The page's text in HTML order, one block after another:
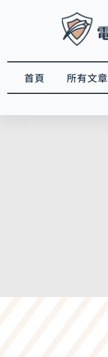
內
首頁 所有文章